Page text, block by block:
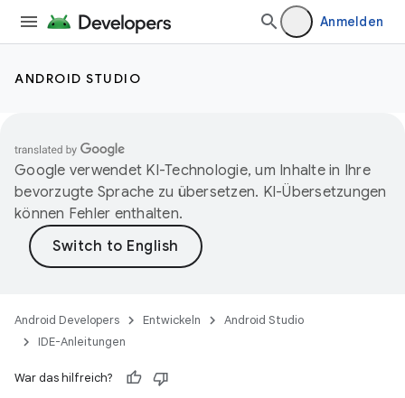
Anmelden
ANDROID STUDIO
Google verwendet KI-Technologie, um Inhalte in Ihre
bevorzugte Sprache zu übersetzen. KI-Übersetzungen
können Fehler enthalten.
Android Developers Entwickeln
Android Studio
IDE-Anleitungen
War das hilfreich?